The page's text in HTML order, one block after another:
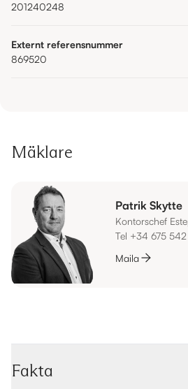
201240248
Externt referensnummer
869520
Mäklare
Patrik Skytte
Kontorschef
Tel +34 675
Maila
Fakta